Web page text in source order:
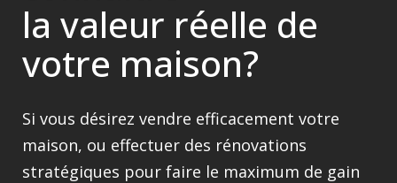
la valeur réelle de
votre maison?
Si vous désirez vendre efficacement votre
maison, ou effectuer des rénovations
stratégiques pour faire le maximum de gain